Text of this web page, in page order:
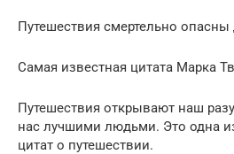
Путешествия смертельно
Самая известная цитата Марка
Путешествия открывают наш
нас лучшими людьми. Это одна
цитат о путешествии.